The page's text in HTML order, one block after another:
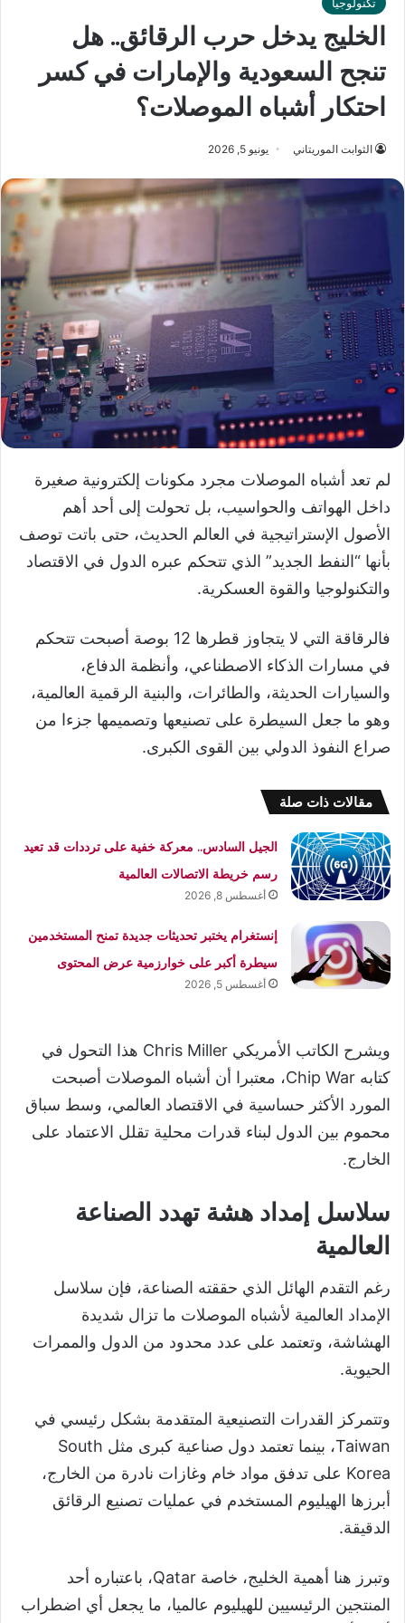
الخليج يدخل حرب الرقائق.. هل
تنجح السعودية والإمارات في كسر
احتكار أشباه الموصلات؟
الثوابت الموريتاني يونيو 5, 2026
لم تعد أشباه الموصلات مجرد مكونات إلكترونية صغيرة
داخل الهواتف والحواسيب، بل تحولت إلى أحد أهم
الأصول الإستراتيجية في العالم الحديث، حتى باتت توصف
بأنها “النفط الجديد” الذي تتحكم عبره الدول في الاقتصاد
والتكنولوجيا والقوة العسكرية.
فالرقاقة التي لا يتجاوز قطرها 12 بوصة أصبحت تتحكم
في مسارات الذكاء الاصطناعي، وأنظمة الدفاع،
والسيارات الحديثة، والطائرات، والبنية الرقمية العالمية،
وهو ما جعل السيطرة على تصنيعها وتصميمها جزءا من
صراع النفوذ الدولي بين القوى الكبرى.
مقالات ذات صلة
الجيل السادس.. معركة خفية على ترددات قد تعيد
رسم خريطة الاتصالات العالمية
أغسطس 8, 2026
إنستغرام يختبر تحديثات جديدة تمنح المستخدمين
سيطرة أكبر على خوارزمية عرض المحتوى
أغسطس 5, 2026
ويشرح الكاتب الأمريكي Chris Miller هذا التحول في
كتابه Chip War، معتبرا أن أشباه الموصلات أصبحت
المورد الأكثر حساسية في الاقتصاد العالمي، وسط سباق
محموم بين الدول لبناء قدرات محلية تقلل الاعتماد على
الخارج.
سلاسل إمداد هشة تهدد الصناعة
العالمية
رغم التقدم الهائل الذي حققته الصناعة، فإن سلاسل
الإمداد العالمية لأشباه الموصلات ما تزال شديدة
الهشاشة، وتعتمد على عدد محدود من الدول والممرات
الحيوية.
وتتمركز القدرات التصنيعية المتقدمة بشكل رئيسي في
Taiwan، بينما تعتمد دول صناعية كبرى مثل South
Korea على تدفق مواد خام وغازات نادرة من الخارج،
أبرزها الهيليوم المستخدم في عمليات تصنيع الرقائق
الدقيقة.
وتبرز هنا أهمية الخليج، خاصة Qatar، باعتباره أحد
المنتجين الرئيسيين للهيليوم عالميا، ما يجعل أي اضطراب